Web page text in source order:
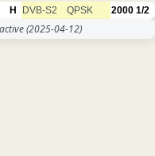
H DVB-S2 QPSK 2000 1/2
(2025-04-12)